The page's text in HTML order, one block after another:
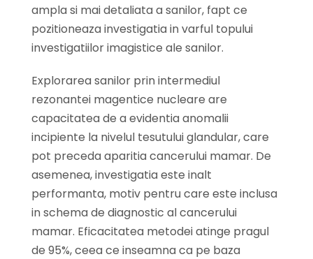
ampla si mai detaliata a sanilor, fapt ce
pozitioneaza investigatia in varful topului
investigatiilor imagistice ale sanilor.
Explorarea sanilor prin intermediul
rezonantei magentice nucleare are
capacitatea de a evidentia anomalii
incipiente la nivelul tesutului glandular, care
pot preceda aparitia cancerului mamar. De
asemenea, investigatia este inalt
performanta, motiv pentru care este inclusa
in schema de diagnostic al cancerului
mamar. Eficacitatea metodei atinge pragul
de 95%, ceea ce inseamna ca pe baza